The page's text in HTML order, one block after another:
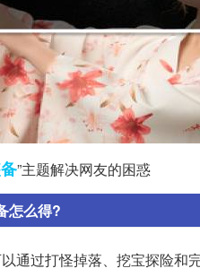
”主题解决网友的困惑
怎么得?
通过打怪掉落、挖宝探险